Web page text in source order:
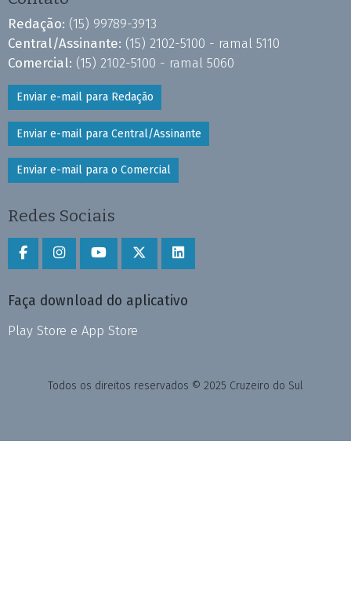
Redação: (15) 99789-3913
Central/Assinante: (15) 2102-5100 - ramal 5110
Comercial: (15) 2102-5100 - ramal 5060
Enviar e-mail para Redação
Enviar e-mail para Central/Assinante
Enviar e-mail para o Comercial
Redes Sociais
Faça download do aplicativo
Play Store e App Store
Todos os direitos reservados © 2025 Cruzeiro do Sul